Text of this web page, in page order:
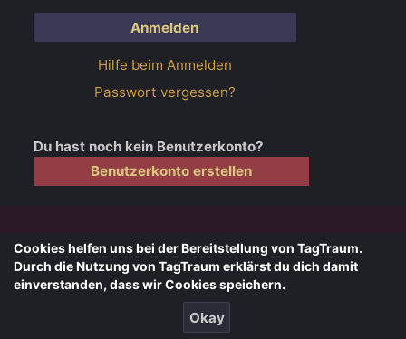
Anmelden
Hilfe beim Anmelden
Passwort vergessen?
Du hast noch kein Benutzerkonto?
Benutzerkonto erstellen
Cookies helfen uns bei der Bereitstellung von TagTraum.
Durch die Nutzung von TagTraum erklärst du dich damit
einverstanden, dass wir Cookies speichern.
Okay
Kontakt Datenschutz Impressum